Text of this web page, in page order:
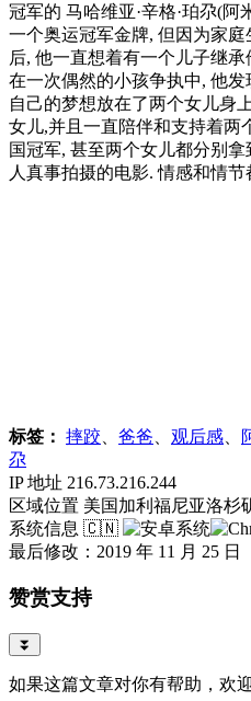
冠军的 马哈维亚·辛格·珀尕(
一个奥运冠军金牌, 但因为家
后, 他一直想着有一个儿子继
在一次偶然的小孩争执中, 他
自己的梦想放在了两个女儿身
女儿,并且一直陪伴和支持着两
国冠军, 甚至两个女儿都分别
人真事拍摄的电影. 情感和情节
标签： 摔跤 爸爸 观后感
尕
IP 地址 216.73.216.244
区域位置 美国加利福尼亚洛杉
系统信息 🇨🇳
最后修改：2019 年 11 月 25 日
赞赏支持
⏬
如果这篇文章对你有帮助，欢